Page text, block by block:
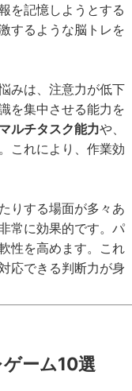
を記憶しようとする
するような脳トレを
みは、注意力が低下
を集中させる能力を
マルチタスク能力や、
これにより、作業効
りする場面が多々あ
常に効果的です。パ
性を高めます。これ
応できる判断力が身
ーム10選